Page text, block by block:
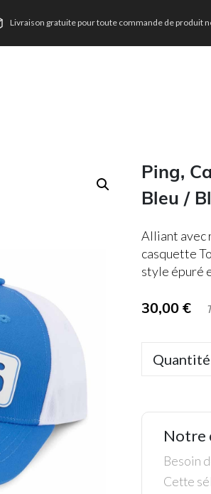
Livraison gratuite pour toute commande de produit
Ping,
Bleu /
Alliant avec
casquette
style épuré
30,00€
Quantité
Notre
Besoin
Cette